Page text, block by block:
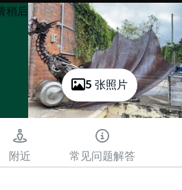
5 张照片
稍后
附近 常见问题解答